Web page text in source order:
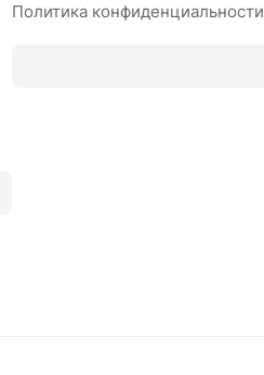
Политика конфиденциальности